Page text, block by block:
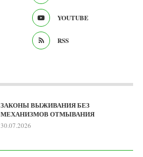
YOUTUBE
RSS
ЗАКОНЫ ВЫЖИВАНИЯ БЕЗ
МЕХАНИЗМОВ ОТМЫВАНИЯ
30.07.2026